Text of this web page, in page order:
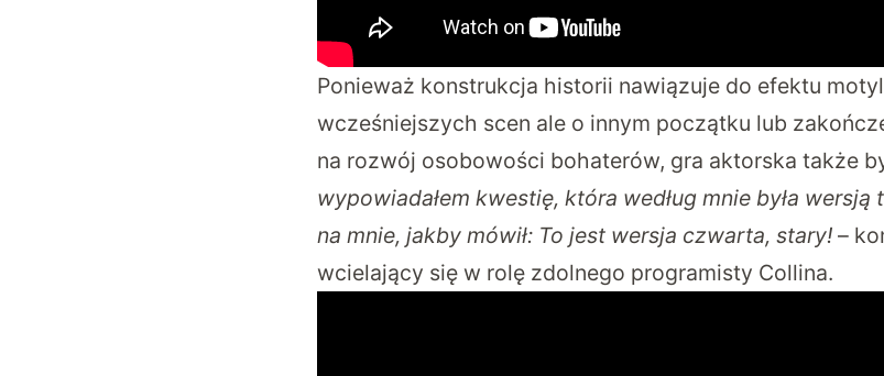
Ponieważ konstrukcja historii nawiązuje do efektu
wcześniejszych scen ale o innym początku lub
na rozwój osobowości bohaterów, gra aktorska także
wypowiadałem kwestię, która według mnie była
na mnie, jakby mówił: To jest wersja czwarta, stary! –
wcielający się w rolę zdolnego programisty Collina.